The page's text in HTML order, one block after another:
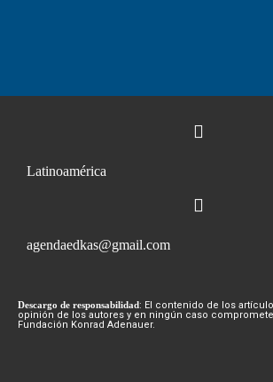
Latinoamérica
agendaedkas@gmail.com
Descargo de responsabilidad: El contenido de los
opinión de los autores y en ningún caso
Fundación Konrad Adenauer.